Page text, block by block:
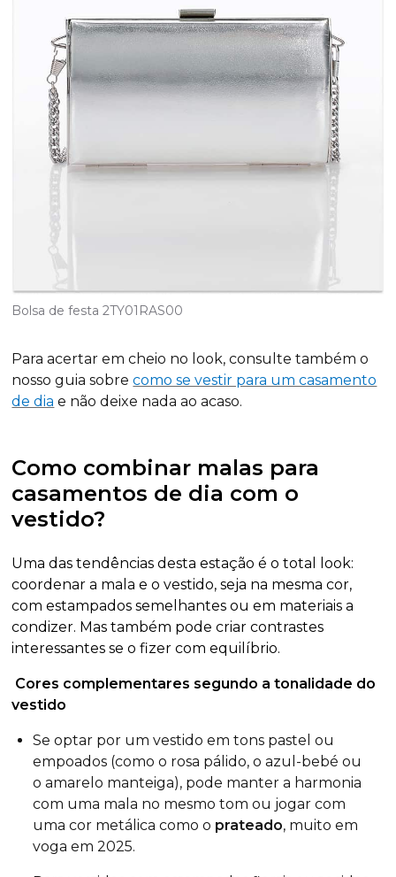
Bolsa de festa 2TY01RAS00
Para acertar em cheio no look, consulte também o
nosso guia sobrecomo se vestir para um casamento
de dia e não deixe nada ao acaso.
Como combinar malas para
casamentos de dia com o
vestido?
Uma das tendências desta estação é ototal look:
coordenar a mala e o vestido, seja na mesma cor,
com estampados semelhantes ou em materiais a
condizer. Mas também pode criar contrastes
interessantes se o fizer com equilíbrio.
Cores complementares segundo a tonalidade do
vestido
Se optar por um vestido em tons pastel ou
empoados (como o rosa pálido, o azul-bebé ou
o amarelo manteiga), pode manter a harmonia
com uma mala no mesmo tom ou jogar com
uma cor metálica como o prateado, muito em
voga em 2025.